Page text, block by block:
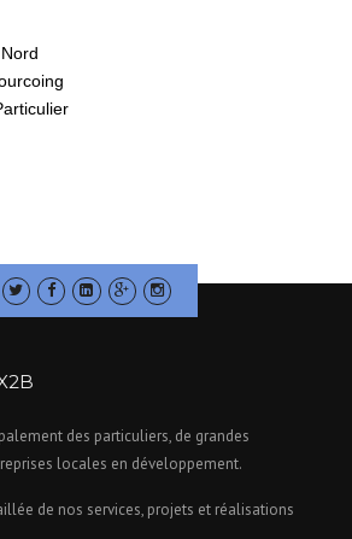
des particuliers, de grandes
locales en développement.
de nos services, projets et réalisations